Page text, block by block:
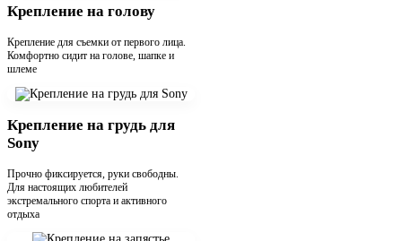
Крепление на голову
Крепление для съемки от первого лица.
Комфортно сидит на голове, шапке и
шлеме
Крепление на грудь для
Sony
Прочно фиксируется, руки свободны.
Для настоящих любителей
экстремального спорта и активного
отдыха